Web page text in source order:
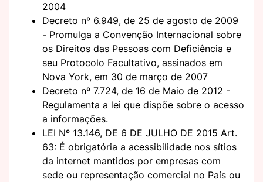
2004
Decreto nº 6.949, de 25 de agosto de 2009
- Promulga a Convenção Internacional sobre
os Direitos das Pessoas com Deficiência e
seu Protocolo Facultativo, assinados em
Nova York, em 30 de março de 2007
Decreto nº 7.724, de 16 de Maio de 2012 -
Regulamenta a lei que dispõe sobre o acesso
a informações.
LEI Nº 13.146, DE 6 DE JULHO DE 2015 Art.
63: É obrigatória a acessibilidade nos sítios
da internet mantidos por empresas com
sede ou representação comercial no País ou